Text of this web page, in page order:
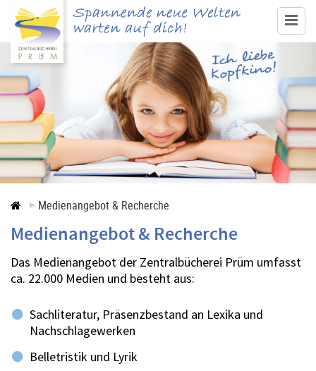
www.buecherei-pruem.de
Medienangebot & Recherche
Ausleihe
Service
Veranstaltungen
Kontakt
Medienangebot & Recherche
Medienangebot & Recherche
Das Medienangebot der Zentralbücherei Prüm umfasst
ca. 22.000 Medien und besteht aus:
Sachliteratur, Präsenzbestand an Lexika und
Nachschlagewerken
Belletristik und Lyrik